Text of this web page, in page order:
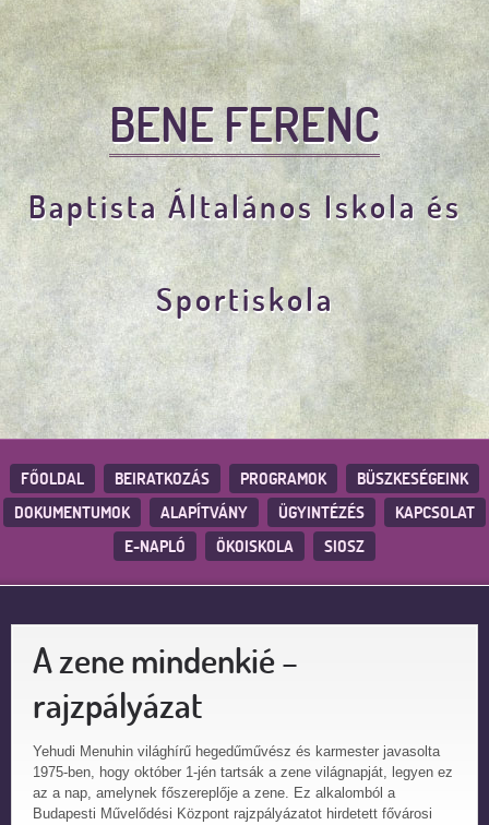
BENE FERENC
Baptista Általános Iskola és
Sportiskola
FŐOLDAL BEIRATKOZÁS PROGRAMOK
BÜSZKESÉGEINK
DOKUMENTUMOK
ALAPÍTVÁNY ÜGYINTÉZÉS
KAPCSOLAT
E-NAPLÓ
ÖKOISKOLA SIOSZ
A zene mindenkié –
rajzpályázat
Yehudi Menuhin világhírű hegedűművész és karmester javasolta
1975-ben, hogy október 1-jén tartsák a zene világnapját, legyen ez
az a nap, amelynek főszereplője a zene. Ez alkalomból a
Budapesti Művelődési Központ rajzpályázatot hirdetett fővárosi